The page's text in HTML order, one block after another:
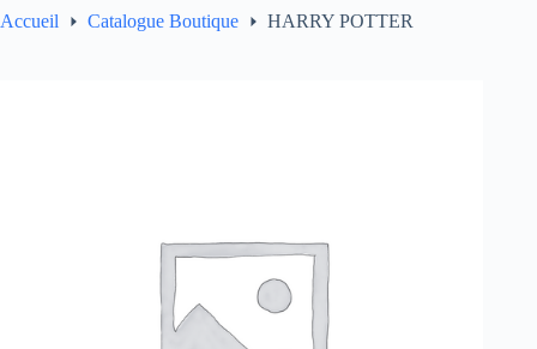
Accueil Catalogue Boutique HARRY POTTER